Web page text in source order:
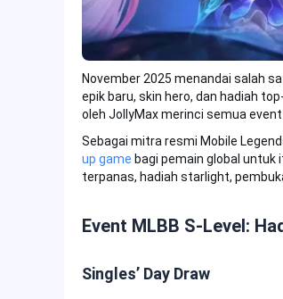
November 2025 menandai salah
epik baru, skin hero, dan hadiah
oleh JollyMax merinci semua
Sebagai mitra resmi Mobile
up game bagi pemain global untuk
terpanas, hadiah starlight,
Event MLBB S-Level:
Singles’ Day Draw